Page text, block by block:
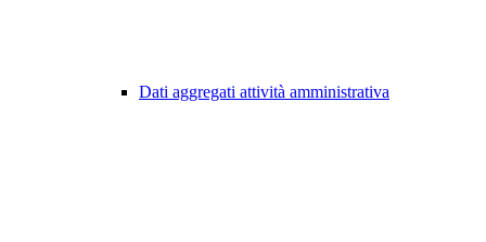
Dati aggregati attività amministrativa